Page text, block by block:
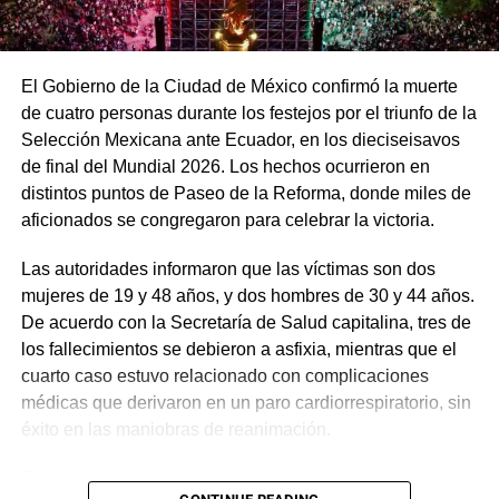
El Gobierno de la Ciudad de México confirmó la muerte
de cuatro personas durante los festejos por el triunfo de la
Selección Mexicana ante Ecuador, en los dieciseisavos
de final del Mundial 2026. Los hechos ocurrieron en
distintos puntos de Paseo de la Reforma, donde miles de
aficionados se congregaron para celebrar la victoria.
Las autoridades informaron que las víctimas son dos
mujeres de 19 y 48 años, y dos hombres de 30 y 44 años.
De acuerdo con la Secretaría de Salud capitalina, tres de
los fallecimientos se debieron a asfixia, mientras que el
cuarto caso estuvo relacionado con complicaciones
médicas que derivaron en un paro cardiorrespiratorio, sin
éxito en las maniobras de reanimación.
El Gobierno capitalino detalló que la celebración reunió a